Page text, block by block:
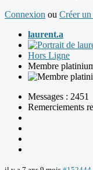
Connexion ou Créer
laurent.a
Hors Ligne
Membre
Messages : 2451
Remerciements